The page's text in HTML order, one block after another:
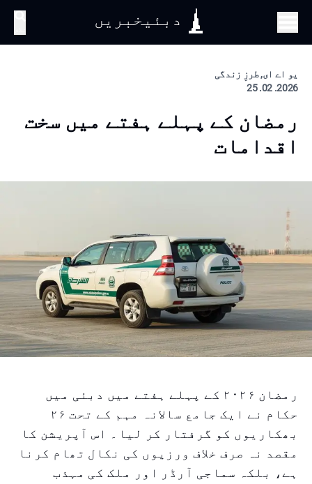
دبئیخبریں
یو اے ای, طرزِ زندگی
2026. 02. 25
رمضان کے پہلے ہفتے میں سخت
اقدامات
رمضان ۲۰۲۶ کے پہلے ہفتے میں دبئی میں
حکام نے ایک جامع سالانہ مہم کے تحت ۲۶
بھکاریوں کو گرفتار کر لیا۔ اس آپریشن کا
مقصد نہ صرف خلاف ورزیوں کی نکال تھام کرنا
ہے، بلکہ سماجی آرڈر اور ملک کی مہذب